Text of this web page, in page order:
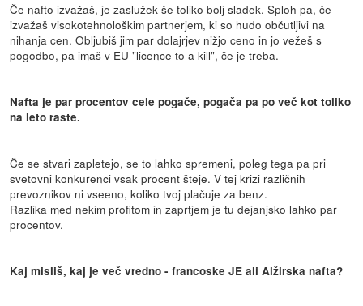
Če nafto izvažaš, je zaslužek še toliko bolj sladek. Sploh pa, če
izvažaš visokotehnološkim partnerjem, ki so hudo občutljivi na
nihanja cen. Obljubiš jim par dolajrjev nižjo ceno in jo vežeš s
pogodbo, pa imaš v EU "licence to a kill", če je treba.
Nafta je par procentov cele pogače, pogača pa po več kot toliko
na leto raste.
Če se stvari zapletejo, se to lahko spremeni, poleg tega pa pri
svetovni konkurenci vsak procent šteje. V tej krizi različnih
prevoznikov ni vseeno, koliko tvoj plačuje za benz.
Razlika med nekim profitom in zaprtjem je tu dejanjsko lahko par
procentov.
Kaj misliš, kaj je več vredno - francoske JE ali Alžirska nafta?